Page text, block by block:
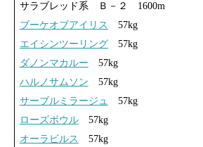
サラブレッド系 Ｂ－２ 1600m
ブーケオブアイリス
57kg
エイシンツーリング57kg
ダノンマカルー 57kg
ハルノサムソン 57kg
サーブルミラージュ
57kg
ローズボウル57kg
オーラビルス
57kg